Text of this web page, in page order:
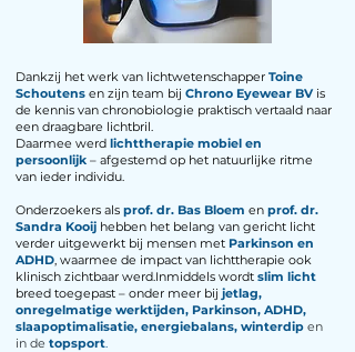
Dankzij het werk van lichtwetenschapper Toine
Schoutens en zijn team bij Chrono Eyewear BVis
de kennis van chronobiologie praktisch vertaald naar
een draagbare lichtbril.
Daarmee werd lichttherapie mobiel en
persoonlijk – afgestemd op het natuurlijke ritme
van ieder individu.
Onderzoekers als prof. dr. Bas Bloem en prof. dr.
Sandra Kooij hebben het belang van gericht licht
verder uitgewerkt bij mensen met Parkinson en
ADHD, waarmee de impact van lichttherapie ook
klinisch zichtbaar werd.Inmiddels wordt slim licht
breed toegepast – onder meer bij jetlag,
onregelmatige werktijden, Parkinson, ADHD,
slaapoptimalisatie, energiebalans, winterdip en
in de topsport.